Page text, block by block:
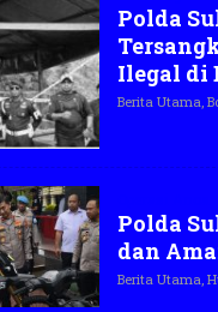
Polda
Ilegal di
Berita Utama
Polda
dan
Berita Utama